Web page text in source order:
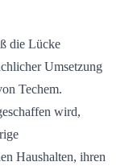
die Lücke
Umsetzung
Techem.
wird,
Haushalten, ihren